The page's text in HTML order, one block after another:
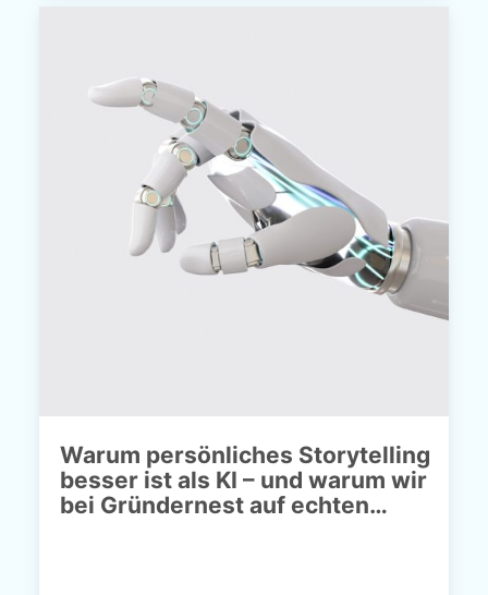
Warum persönliches Storytelling
besser ist als KI – und warum wir
bei Gründernest auf echten…